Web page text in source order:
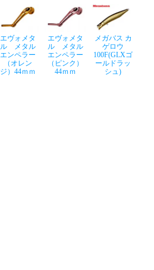
エヴォメタ
ル メタル
エンペラー
（オレン
ジ）44ｍｍ
エヴォメタ
ル メタル
エンペラー
（ピンク）
44ｍｍ
メガバス カ
ゲロウ
100F(GLXゴ
ールドラッ
シュ)